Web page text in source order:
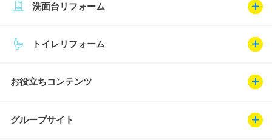
トイレリフォーム
洗面台リフォーム
お役立ちコンテンツ
グループサイト